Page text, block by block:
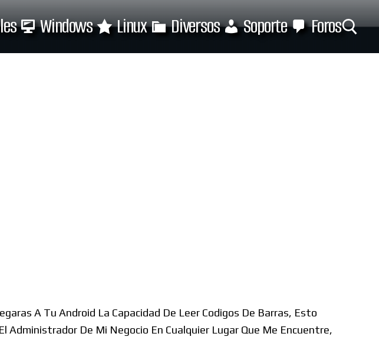
Windows Linux Diversos Soporte Foros
A Tu Android La Capacidad De Leer Codigos De Barras, Esto
Administrador De Mi Negocio En Cualquier Lugar Que Me Encuentre,